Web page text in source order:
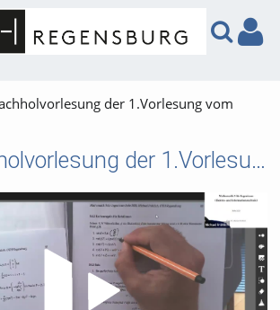
der 1.Vorlesung vom
MA3 Nachholvorlesung der 1.Vorlesung vom 05.10.2023